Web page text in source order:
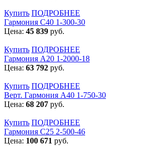
Купить ПОДРОБНЕЕ
Гармония С40 1-300-30
Цена: 45 839 руб.
Купить ПОДРОБНЕЕ
Гармония А20 1-2000-18
Цена: 63 792 руб.
Купить ПОДРОБНЕЕ
Верт. Гармония А40 1-750-30
Цена: 68 207 руб.
Купить ПОДРОБНЕЕ
Гармония С25 2-500-46
Цена: 100 671 руб.